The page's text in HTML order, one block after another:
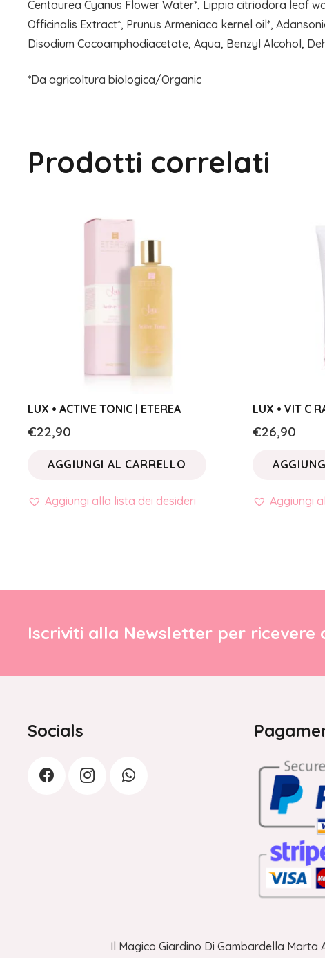
Centaurea Cyanus Flower Water*, Lippia citriodora leaf
Officinalis Extract*, Prunus Armeniaca kernel oil*,
Disodium Cocoamphodiacetate, Aqua, Benzyl Alcohol,
*Da agricoltura biologica/Organic
Prodotti correlati
LUX • ACTIVE TONIC | ETEREA
€22,90
AGGIUNGI AL CARRELLO
Aggiungi alla lista dei desideri
LUX • VIT C
€26,90
Aggiungi
Iscriviti alla Newsletter per ricevere
Socials
Il Magico Giardino Di Gambardella Marta